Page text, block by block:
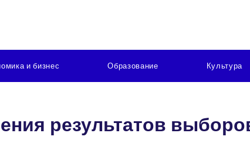
и бизнес Образование Культура
результатов